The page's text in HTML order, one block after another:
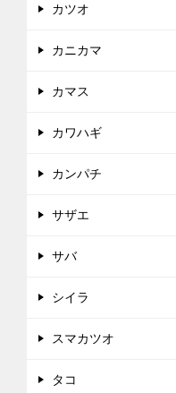
カツオ
カニカマ
カマス
カワハギ
カンパチ
サザエ
サバ
シイラ
スマカツオ
タコ